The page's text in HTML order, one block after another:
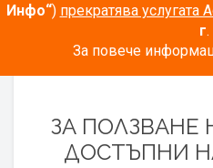
Инфо“) прекратява услугата
г.
За повече
ОБЩИ
ЗА ПОЛЗВАНЕ
ДОСТЪПНИ